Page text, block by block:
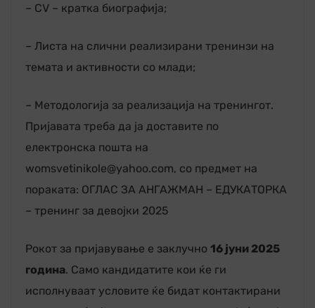
– CV – кратка биографија;
– Листа на слични реализирани тренинзи на
темата и активности со млади;
– Методологија за реализација на тренингот.
Пријавата треба да ја доставите по
електронска пошта на
womsvetinikole@yahoo.com, со предмет на
пораката: ОГЛАС ЗА АНГАЖМАН – ЕДУКАТОРКА
– тренинг за девојки 2025
Рокот за пријавување е заклучно 16 јуни 2025
година. Само кандидатите кои ќе ги
исполнуваат условите ќе бидат контактирани